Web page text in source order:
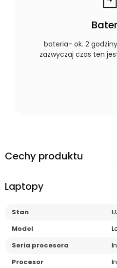
bateria- ok. 2
zazwyczaj czas ten
Cechy produktu
Laptopy
Stan
Model
Seria procesora
Procesor